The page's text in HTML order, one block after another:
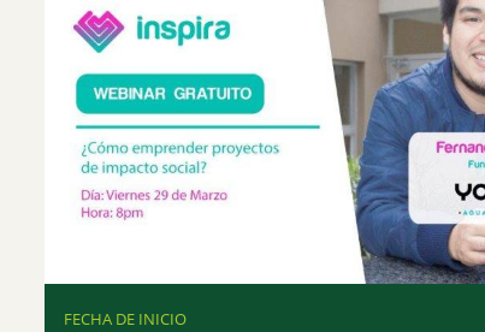
FECHA DE INICIO